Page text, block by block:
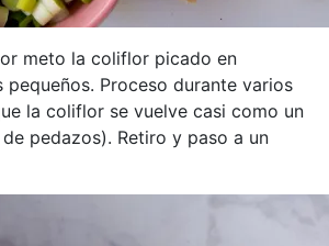
meto la coliflor picado en
Proceso durante varios
la coliflor se vuelve casi como un
pedazos). Retiro y paso a un